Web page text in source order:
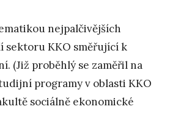
nejpalčivějších
sektoru KKO směřující k
(Již proběhlý se zaměřil na
programy v oblasti KKO
sociálně ekonomické